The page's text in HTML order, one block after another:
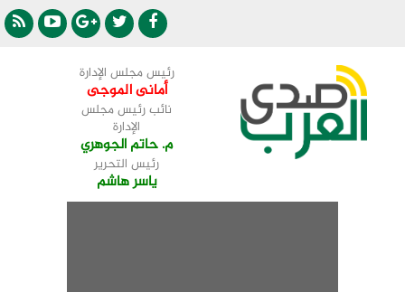
رئيس مجلس الإدارة
أمانى الموجى
نائب رئيس مجلس
الإدارة
م. حاتم الجوهري
رئيس التحرير
ياسر هاشم